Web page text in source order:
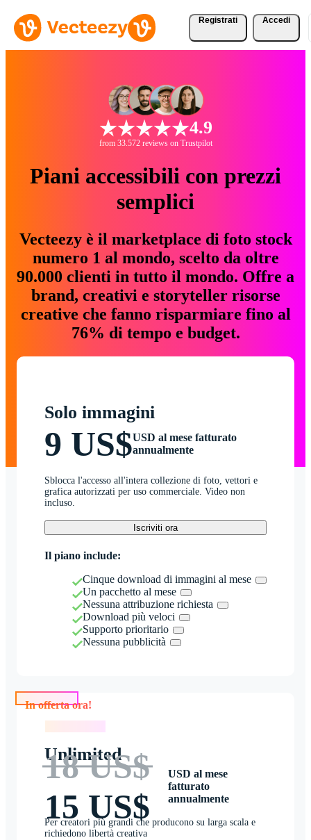
Registrati Accedi
4.9
from 33.572 reviews on Trustpilot
Piani accessibili con prezzi
semplici
Vecteezy è il marketplace di foto stock
numero 1 al mondo, scelto da oltre
90.000 clienti in tutto il mondo. Offre a
brand, creativi e storyteller risorse
creative che fanno risparmiare fino al
76% di tempo e budget.
Solo immagini
9 US$USD al mese fatturato
annualmente
Sblocca l'accesso all'intera collezione di foto, vettori e
grafica autorizzati per uso commerciale. Video non
incluso.
Iscriviti ora
Il piano include:
Cinque download di immagini al mese
Un pacchetto al mese
Nessuna attribuzione richiesta
Download più veloci
Supporto prioritario
Nessuna pubblicità
Unlimited
18 US$
15 US$
USD al mese
fatturato
annualmente
Per creatori più grandi che producono su larga scala e
richiedono libertà creativa